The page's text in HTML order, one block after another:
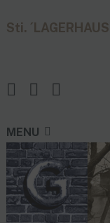
Sti.
MENU